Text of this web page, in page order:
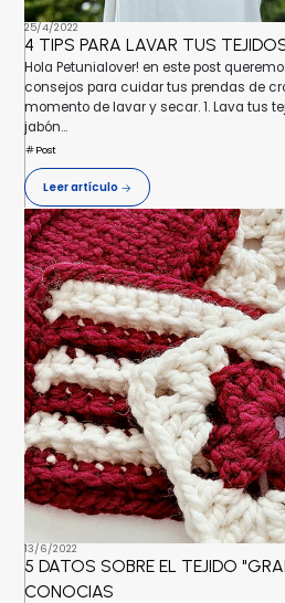
25/4/2022
4 TIPS PARA LAVAR TUS
Hola Petunialover! en este post
consejos para cuidar tus prendas de
momento de lavar y secar. 1. Lava tus
jabón...
Post
Leer artículo
13/6/2022
5 DATOS SOBRE EL TEJIDO
CONOCIAS